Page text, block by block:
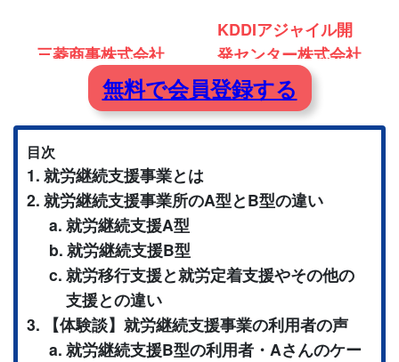
三菱商事株式会社
KDDIアジャイル開
発センター株式会社
無料で会員登録する
目次
就労継続支援事業とは
就労継続支援事業所のA型とB型の違い
就労継続支援A型
就労継続支援B型
就労移行支援と就労定着支援やその他の
支援との違い
【体験談】就労継続支援事業の利用者の声
就労継続支援B型の利用者・Aさんのケー